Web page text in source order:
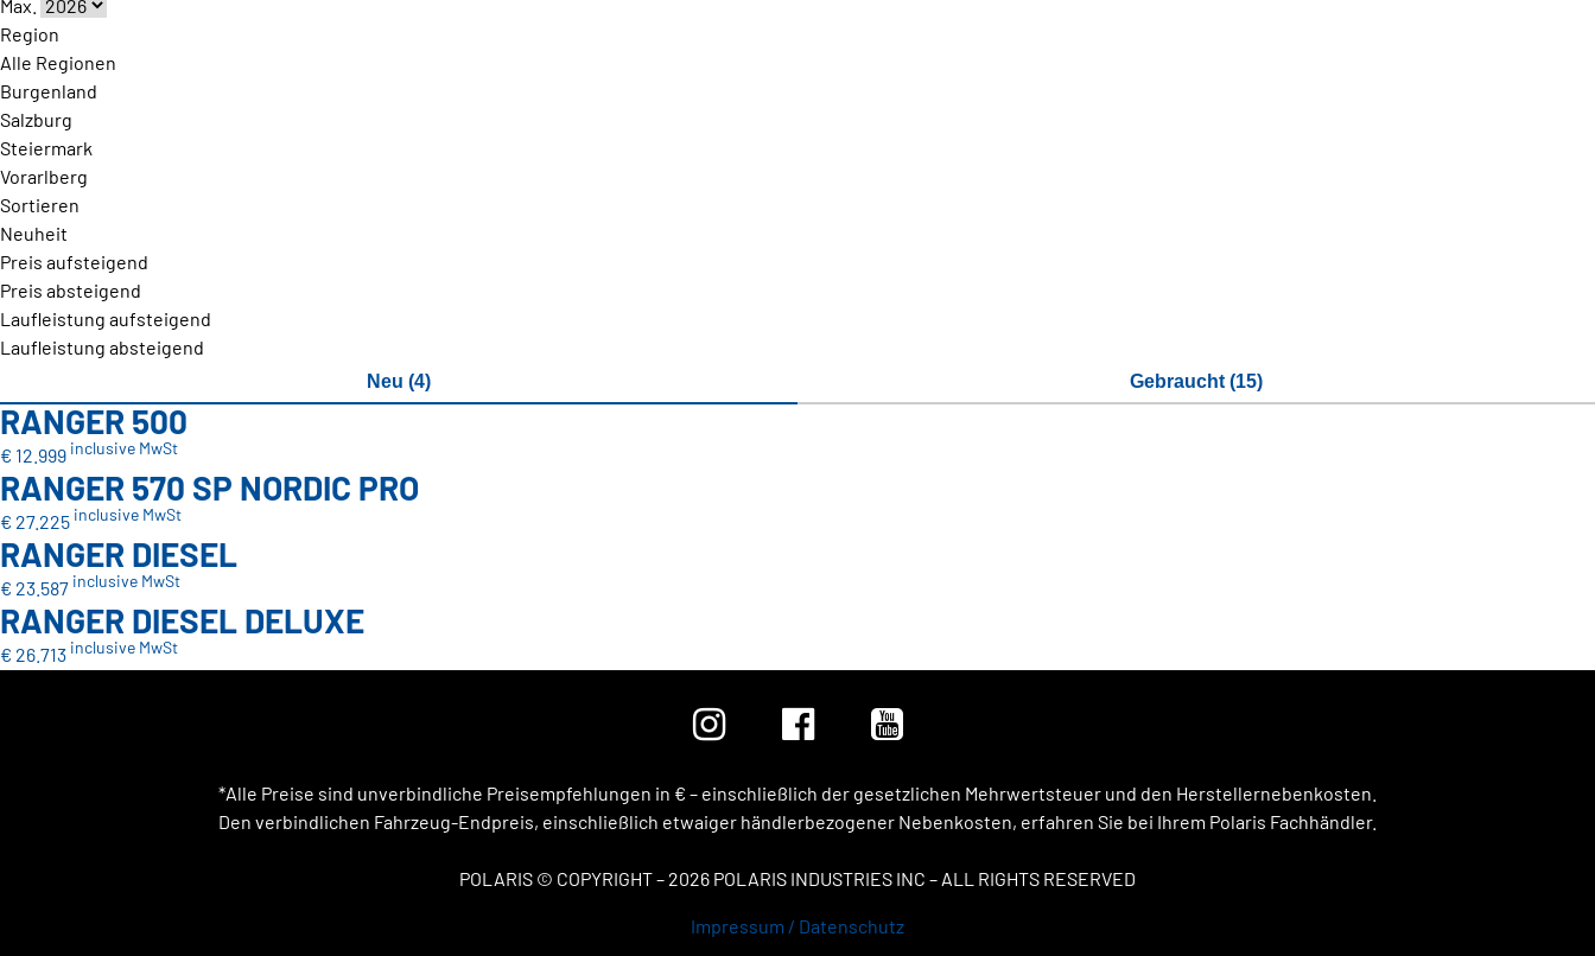
Max.
Region
Alle Regionen
Burgen­land
Salzburg
Steiermark
Vorarlberg
Sortieren
Neuheit
Preis aufsteigend
Preis absteigend
Laufleistung aufsteigend
Laufleistung absteigend
Neu (4) Gebraucht (15)
RANGER 500
€ 12.999 inclusive MwSt
RANGER 570 SP NORDIC PRO
€ 27.225 inclusive MwSt
RANGER DIESEL
€ 23.587 inclusive MwSt
RANGER DIESEL DELUXE
€ 26.713 inclusive MwSt
*Alle Preise sind unverbindliche Preisempfehlungen in € – einschließlich der gesetzlichen Mehrwertsteuer und den Herstellernebenkosten.
Den verbindlichen Fahrzeug-Endpreis, einschließlich etwaiger händlerbezogener Nebenkosten, erfahren Sie bei Ihrem Polaris Fachhändler.
POLARIS © COPYRIGHT – 2026 POLARIS INDUSTRIES INC – ALL RIGHTS RESERVED
Impressum / Datenschutz